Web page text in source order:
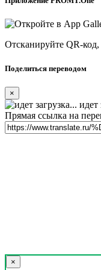
Отсканируйте QR-
Поделиться переводом
×
идет
Прямая ссылка на
×